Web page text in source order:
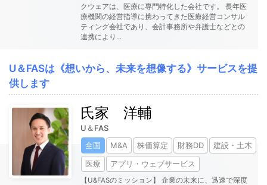
クウェアは、医療に専門特化した会社です。 長年医
療機関の経営指導に携わってきた医療経営コンサル
ティング会社であり、会計事務所や弁護士などとの
連携により ...
U＆FASは《想いから、未来を想像する》サービスを提
供します
氏家 洋輔
U＆FAS
全国
M&A 株価算定 財務DD
建設・土木
医療
アプリ・ウェブサービス
【U&FASのミッション】 企業の未来に、迅速で深度